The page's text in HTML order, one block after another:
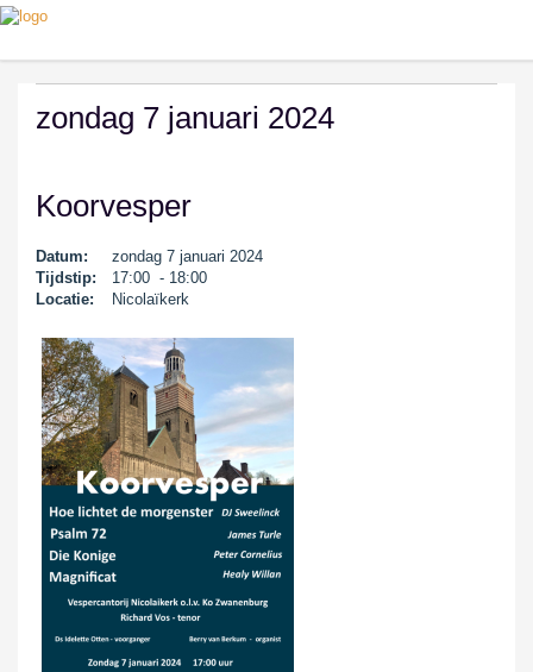
zondag 7 januari 2024
Koorvesper
Datum:
zondag 7 januari 2024
Tijdstip:
17:00 - 18:00
Locatie:
Nicolaïkerk